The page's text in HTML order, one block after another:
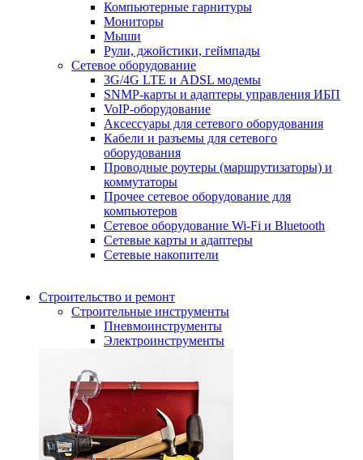
Компьютерные гарнитуры
Мониторы
Мыши
Рули, джойстики, геймпады
Сетевое оборудование
3G/4G LTE и ADSL модемы
SNMP-карты и адаптеры управления ИБП
VoIP-оборудование
Аксессуары для сетевого оборудования
Кабели и разъемы для сетевого
оборудования
Проводные роутеры (маршрутизаторы) и
коммутаторы
Прочее сетевое оборудование для
компьютеров
Сетевое оборудование Wi-Fi и Bluetooth
Сетевые карты и адаптеры
Сетевые накопители
Строительство и ремонт
Строительные инструменты
Пневмоинструменты
Электроинструменты